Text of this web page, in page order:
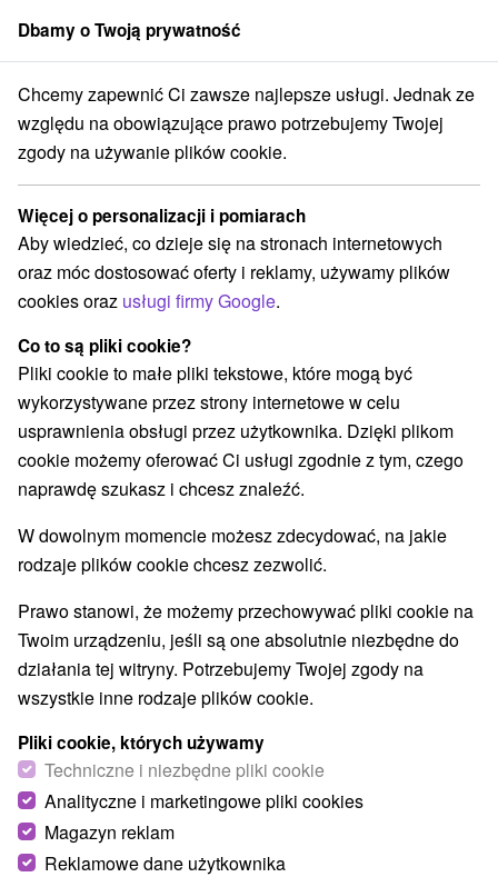
członek grupySorger
oferty na Słowacji Halloween pozostaje Podunajská nížina
Halloween pozostaje Podunajská
nížina
Kategorie
Wszystkie kategorie
Pobyty z rabatem
Wellness pobyty(20)
Romantyczne wypady(4) Pobyty dla seniorów(8)
Wakacje rodzinne(13)
Wybierz lokalizację lub datę
Najlepiej sprzedające
Wsie i miasta
Senec(1) Veľký Meder(1)
WSZYSTKO TOP - BESTSELLERY
Dbamy o Twoją prywatność
Chcemy zapewnić Ci zawsze najlepsze usługi. Jednak ze
względu na obowiązujące prawo potrzebujemy Twojej
zgody na używanie plików cookie.
Więcej o personalizacji i pomiarach
Aby wiedzieć, co dzieje się na stronach internetowych
oraz móc dostosować oferty i reklamy, używamy plików
cookies oraz usługi firmy Google.
Co to są pliki cookie?
Pliki cookie to małe pliki tekstowe, które mogą być
wykorzystywane przez strony internetowe w celu
usprawnienia obsługi przez użytkownika. Dzięki plikom
cookie możemy oferować Ci usługi zgodnie z tym, czego
naprawdę szukasz i chcesz znaleźć.
W dowolnym momencie możesz zdecydować, na jakie
rodzaje plików cookie chcesz zezwolić.
Prawo stanowi, że możemy przechowywać pliki cookie na
Twoim urządzeniu, jeśli są one absolutnie niezbędne do
działania tej witryny. Potrzebujemy Twojej zgody na
wszystkie inne rodzaje plików cookie.
Pliki cookie, których używamy
Techniczne i niezbędne pliki cookie
Analityczne i marketingowe pliki cookies
Magazyn reklam
Reklamowe dane użytkownika